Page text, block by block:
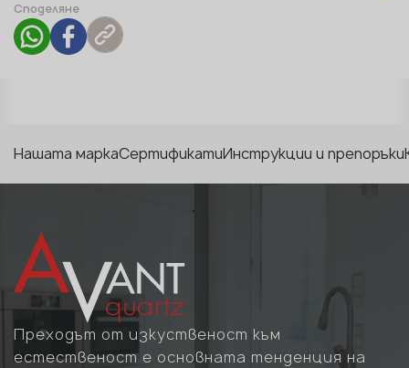
Споделяне
Нашата маркаСертификатиИнструкции и препоръки
Преходът от изкуственост към
естественост е основната тенденция на